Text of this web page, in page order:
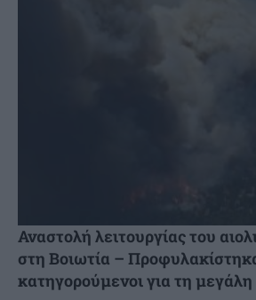
Αναστολή λειτουργίας του
στη Βοιωτία –
κατηγορούμενοι για τη